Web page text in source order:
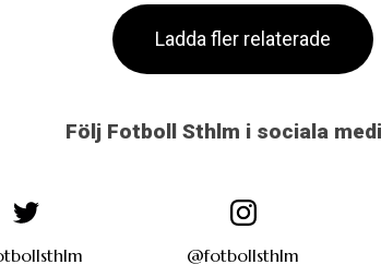
Ladda fler relaterade
Följ Fotboll Sthlm i sociala
@fotbollsthlm